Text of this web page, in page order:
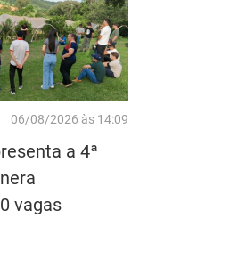
06/08/2026 às 14:09
a 4ª
vagas